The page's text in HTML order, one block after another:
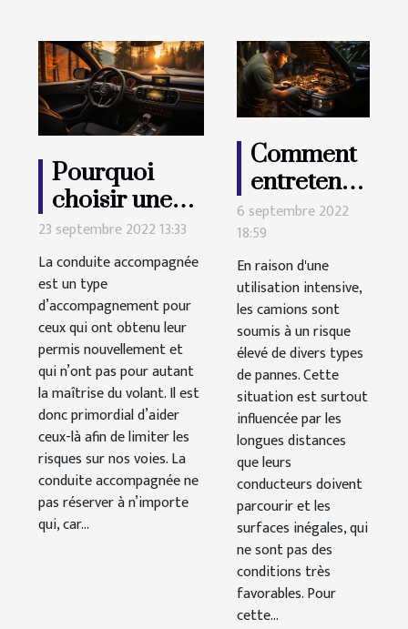
Pourquoi
choisir une
conduite
accompagnée
?
23 septembre 2022 13:33
La conduite accompagnée
est un type
d’accompagnement pour
ceux qui ont obtenu leur
permis nouvellement et
qui n’ont pas pour autant
la maîtrise du volant. Il est
donc primordial d’aider
ceux-là afin de limiter les
risques sur nos voies. La
conduite accompagnée ne
pas réserver à n’importe
qui, car...
Comment
entretenir
un camion
?
6 septembre 2022
18:59
En raison d'une
utilisation intensive,
les camions sont
soumis à un risque
élevé de divers types
de pannes. Cette
situation est surtout
influencée par les
longues distances
que leurs
conducteurs doivent
parcourir et les
surfaces inégales, qui
ne sont pas des
conditions très
favorables. Pour
cette...